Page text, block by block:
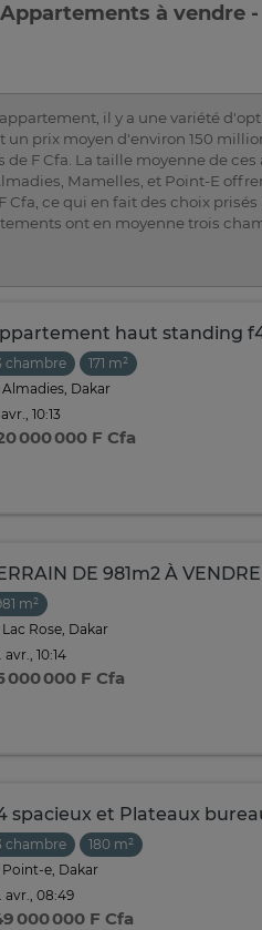
à vendre -
il y a une variété
un prix moyen d'environ 150
F Cfa. La taille moyenne de ces
Mamelles, et Point-E
Cfa, ce qui en fait des choix
ont en moyenne trois
haut standing
chambre
171 m²
Almadies, Dakar
avr., 10:13
000 000 F Cfa
DE 981m2 À VENDRE
m²
Lac Rose, Dakar
avr., 10:14
000 000 F Cfa
spacieux et Plateaux
chambre
180 m²
Point-e, Dakar
avr., 08:49
000 000 F Cfa